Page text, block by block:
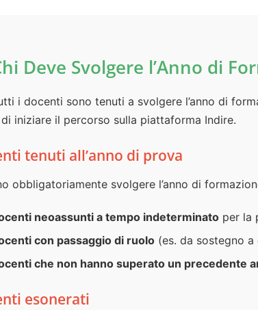
Deve Svolgere l’Anno di
i docenti sono tenuti a svolgere l’anno di
iniziare il percorso sulla piattaforma Indire.
tenuti all’anno di prova
obbligatoriamente svolgere l’anno di
neoassunti a tempo indeterminato per la
con passaggio di ruolo (es. da sostegno
che non hanno superato un precedente
esonerati